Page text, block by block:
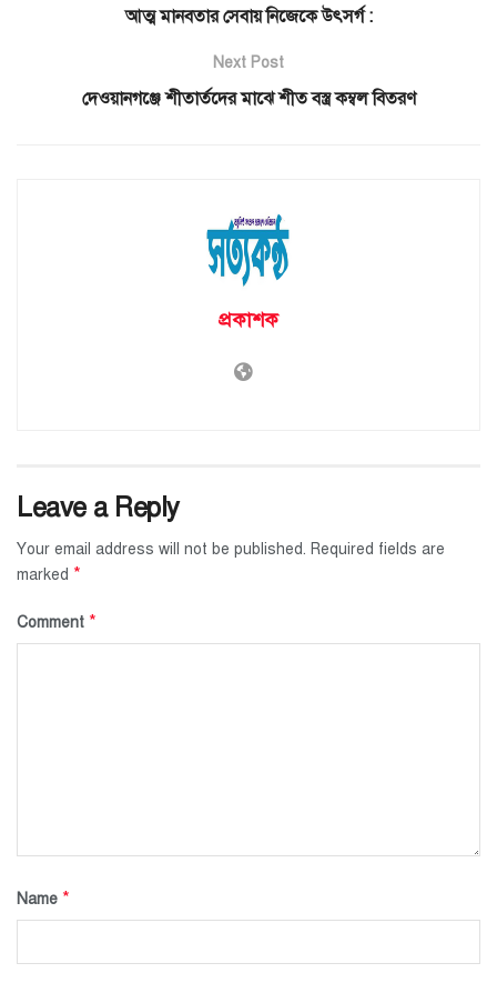
আত্ম মানবতার সেবায় নিজেকে উৎসর্গ :
Next Post
দেওয়ানগঞ্জে শীতার্তদের মাঝে শীত বস্ত্র কম্বল বিতরণ
প্রকাশক
Leave a Reply
Your email address will not be published. Required fields are
marked *
Comment *
Name *